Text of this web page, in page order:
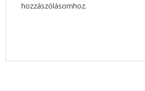
hozzászólásomhoz.